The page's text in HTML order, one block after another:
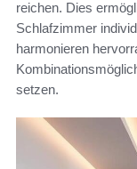
reichen. Dies
Schlafzimmer
harmonieren
setzen.